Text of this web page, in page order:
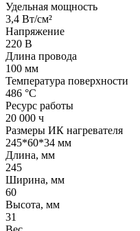
Удельная мощность
3,4 Вт/см²
Напряжение
220 В
Длина провода
100 мм
Температура поверхности
486 °С
Ресурс работы
20 000 ч
Размеры ИК нагревателя
245*60*34 мм
Длина, мм
245
Ширина, мм
60
Высота, мм
31